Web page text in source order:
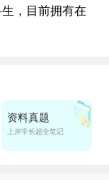
，目前拥有在